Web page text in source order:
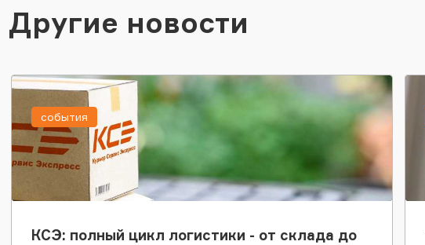
Другие новости
КСЭ: полный цикл логистики - от склада до
события